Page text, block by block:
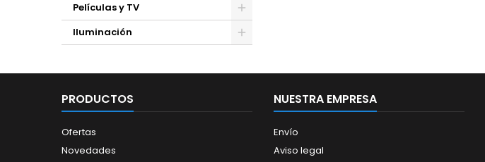
Películas y TV
Iluminación
PRODUCTOS
Ofertas
Novedades
NUESTRA EMPRESA
Envío
Aviso legal